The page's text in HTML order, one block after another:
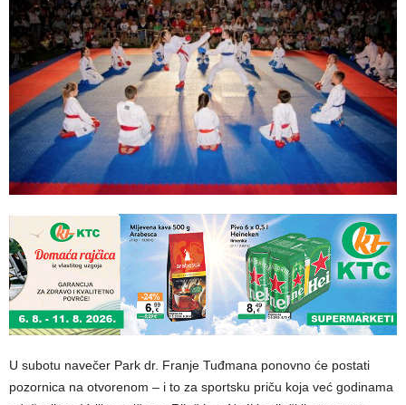
U subotu navečer Park dr. Franje Tuđmana ponovno će postati
pozornica na otvorenom – i to za sportsku priču koja već godinama